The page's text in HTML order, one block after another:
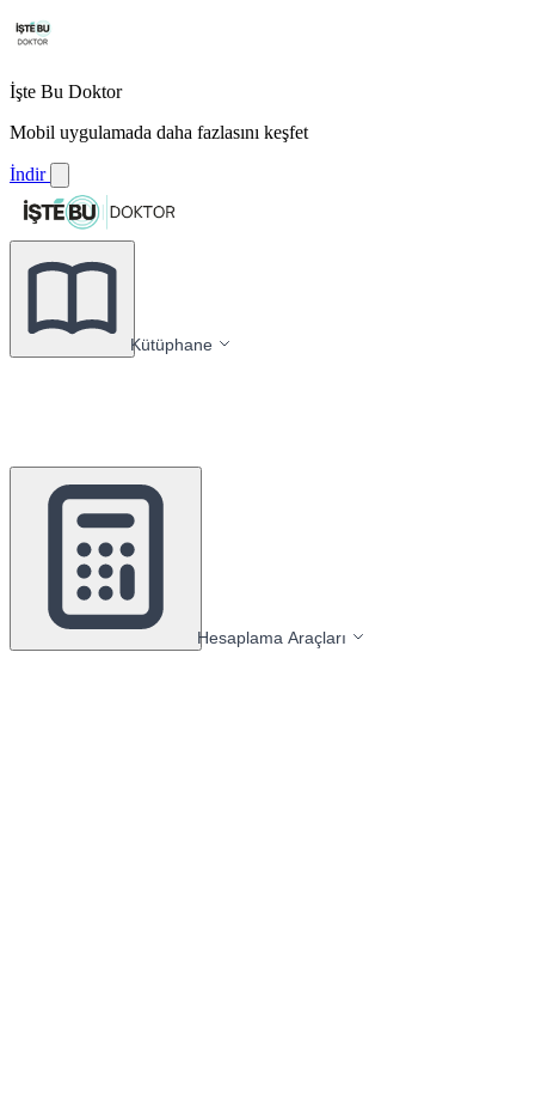
İşte Bu Doktor
Mobil uygulamada daha fazlasını keşfet
İndir
Kütüphane
Hesaplama Araçları